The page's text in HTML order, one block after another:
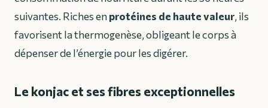
suivantes. Riches enprotéines de haute valeur, ils
favorisent la thermogenèse, obligeant le corps à
dépenser de l’énergie pour les digérer.
Le konjac et ses fibres exceptionnelles